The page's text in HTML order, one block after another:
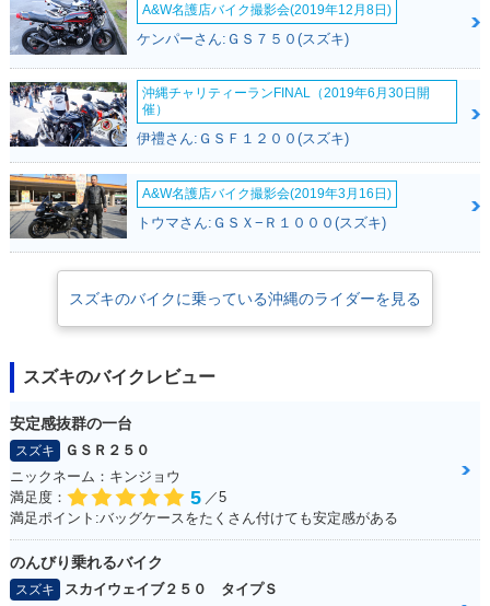
2017年 ADDRESS
125i・新登場
A&W名護店バイク撮影会(2019年12月8日)
ケンパーさん:ＧＳ７５０(スズキ)
沖縄チャリティーランFINAL（2019年6月30日開
催）
伊禮さん:ＧＳＦ１２００(スズキ)
A&W名護店バイク撮影会(2019年3月16日)
トウマさん:ＧＳＸ−Ｒ１０００(スズキ)
スズキのバイクに乗っている沖縄のライダーを見る
スズキのバイクレビュー
安定感抜群の一台
スズキ
ＧＳＲ２５０
ニックネーム：キンジョウ
満足度：
5 ／5
満足ポイント:バッグケースをたくさん付けても安定感がある
のんびり乗れるバイク
スズキ
スカイウェイブ２５０ タイプＳ